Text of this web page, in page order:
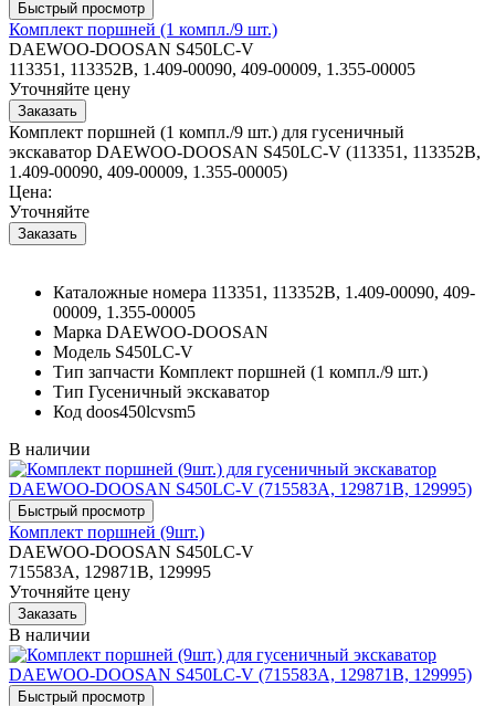
Комплект поршней (1 компл./9 шт.)
DAEWOO-DOOSAN S450LC-V
113351, 113352B, 1.409-00090, 409-00009, 1.355-00005
Уточняйте цену
Комплект поршней (1 компл./9 шт.) для гусеничный
экскаватор DAEWOO-DOOSAN S450LC-V (113351, 113352B,
1.409-00090, 409-00009, 1.355-00005)
Цена:
Уточняйте
Каталожные номера 113351, 113352B, 1.409-00090, 409-
00009, 1.355-00005
Марка DAEWOO-DOOSAN
Модель S450LC-V
Тип запчасти Комплект поршней (1 компл./9 шт.)
Тип Гусеничный экскаватор
Код doos450lcvsm5
В наличии
Комплект поршней (9шт.)
DAEWOO-DOOSAN S450LC-V
715583A, 129871B, 129995
Уточняйте цену
В наличии